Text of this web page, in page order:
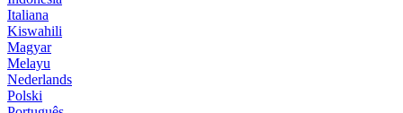
Italiana
Kiswahili
Magyar
Melayu
Nederlands
Polski